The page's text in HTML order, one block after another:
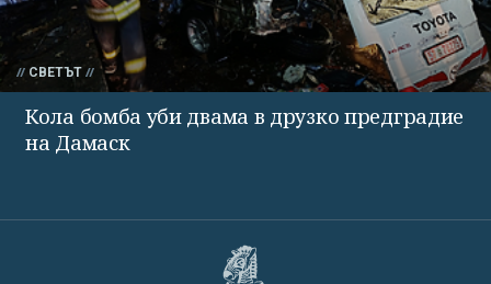
СВЕТЪТ
Кола бомба уби двама в друзко предградие
на Дамаск